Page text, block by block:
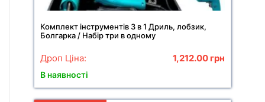
Комплект інструментів 3 в 1 Дриль, лобзик,
Болгарка / Набір три в одному
Дроп Ціна: 1,212.00 грн
В наявності